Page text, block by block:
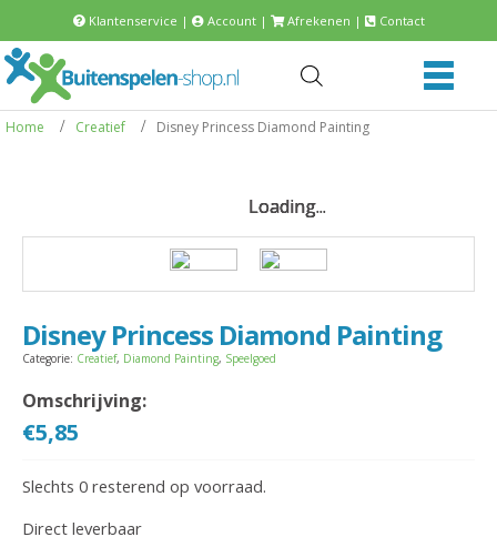
Klantenservice | Account| Afrekenen | Contact
Home Creatief Disney Princess Diamond Painting
Loading...
Loading...
Loading...
Loading...
Disney Princess Diamond Painting
Categorie: Creatief, Diamond Painting, Speelgoed
Omschrijving:
€5,85
Slechts 0 resterend op voorraad.
Direct leverbaar